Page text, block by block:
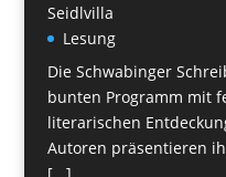
Seidlvilla
Lesung
Die Schwabinger
bunten Programm mit
literarischen
Autoren präsentieren